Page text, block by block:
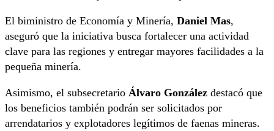
El biministro de Economía y Minería, Daniel Mas,
aseguró que la iniciativa busca fortalecer una actividad
clave para las regiones y entregar mayores facilidades a la
pequeña minería.
Asimismo, el subsecretario Álvaro González destacó que
los beneficios también podrán ser solicitados por
arrendatarios y explotadores legítimos de faenas mineras.